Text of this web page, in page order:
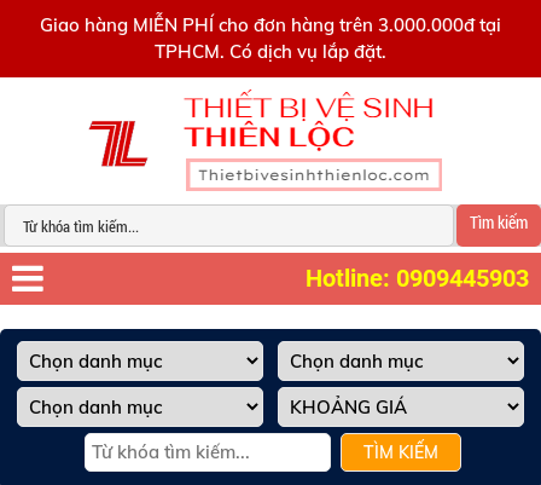
Giao hàng MIỄN PHÍ cho đơn hàng trên 3.000.000đ tại
TPHCM. Có dịch vụ lắp đặt.
Tìm kiếm
Hotline: 0909445903
TÌM KIẾM
0909445903